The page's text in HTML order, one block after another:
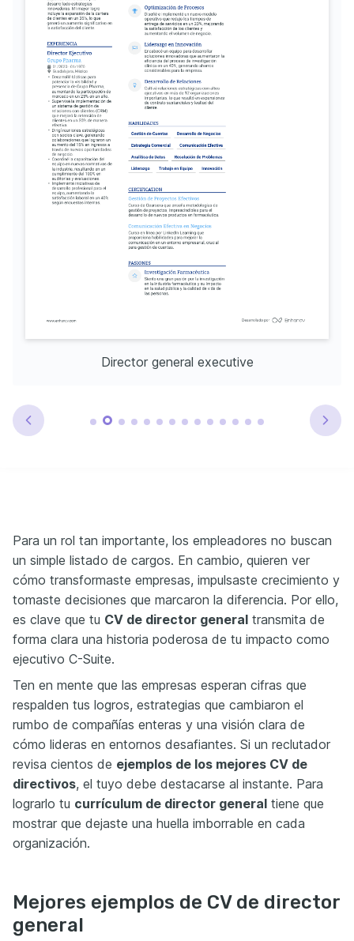
Director general executive
Para un rol tan importante, los empleadores no buscan
un simple listado de cargos. En cambio, quieren ver
cómo transformaste empresas, impulsaste crecimiento y
tomaste decisiones que marcaron la diferencia. Por ello,
es clave que tu CV de director general transmita de
forma clara una historia poderosa de tu impacto como
ejecutivo C-Suite.
Ten en mente que las empresas esperan cifras que
respalden tus logros, estrategias que cambiaron el
rumbo de compañías enteras y una visión clara de
cómo lideras en entornos desafiantes. Si un reclutador
revisa cientos de ejemplos de los mejores CV de
directivos, el tuyo debe destacarse al instante. Para
lograrlo tu currículum de director general tiene que
mostrar que dejaste una huella imborrable en cada
organización.
Mejores ejemplos de CV de director
general